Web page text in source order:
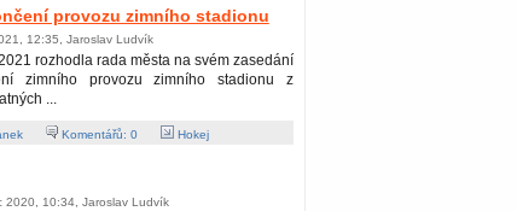
provozu zimního stadionu
12:35, Jaroslav Ludvík
rozhodla rada města na svém zasedání
zimního provozu zimního stadionu z
...
Komentářů: 0 Hokej
2020, 10:34, Jaroslav Ludvík